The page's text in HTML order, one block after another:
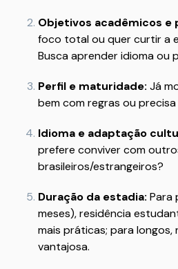
Objetivos acadêmicos e
foco total ou quer curtir a
Busca aprender idioma ou
Perfil e maturidade: Já
bem com regras ou
Idioma e adaptação
prefere conviver com
brasileiros/estrangeiros?
Duração da estadia: Para
meses), residência
mais práticas; para longos,
vantajosa.